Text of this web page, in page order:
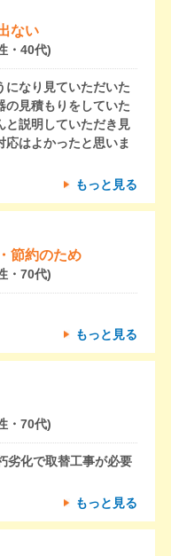
ない
・40代)
になり見ていただいた
の見積もりをしていた
と説明していただき見
はよかったと思いま
もっと見る
節約のため
・70代)
もっと見る
・70代)
劣化で取替工事が必要
もっと見る